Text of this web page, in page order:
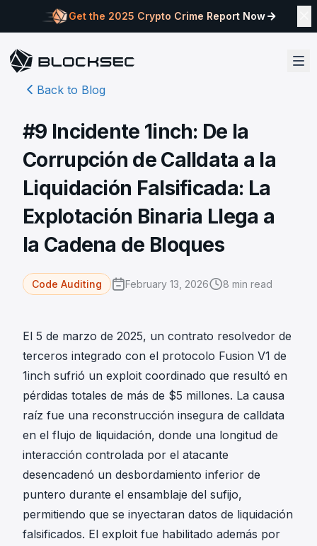
Get the 2025 Crypto Crime Report Now
Back to Blog
#9 Incidente 1inch: De la
Corrupción de Calldata a la
Liquidación Falsificada: La
Explotación Binaria Llega a
la Cadena de Bloques
Code Auditing February 13, 2026 8 min read
El 5 de marzo de 2025, un contrato resolvedor de
terceros integrado con el protocolo Fusion V1 de
1inch sufrió un exploit coordinado que resultó en
pérdidas totales de más de $5 millones. La causa
raíz fue una reconstrucción insegura de calldata
en el flujo de liquidación, donde una longitud de
interacción controlada por el atacante
desencadenó un desbordamiento inferior de
puntero durante el ensamblaje del sufijo,
permitiendo que se inyectaran datos de liquidación
falsificados. El exploit fue habilitado además por